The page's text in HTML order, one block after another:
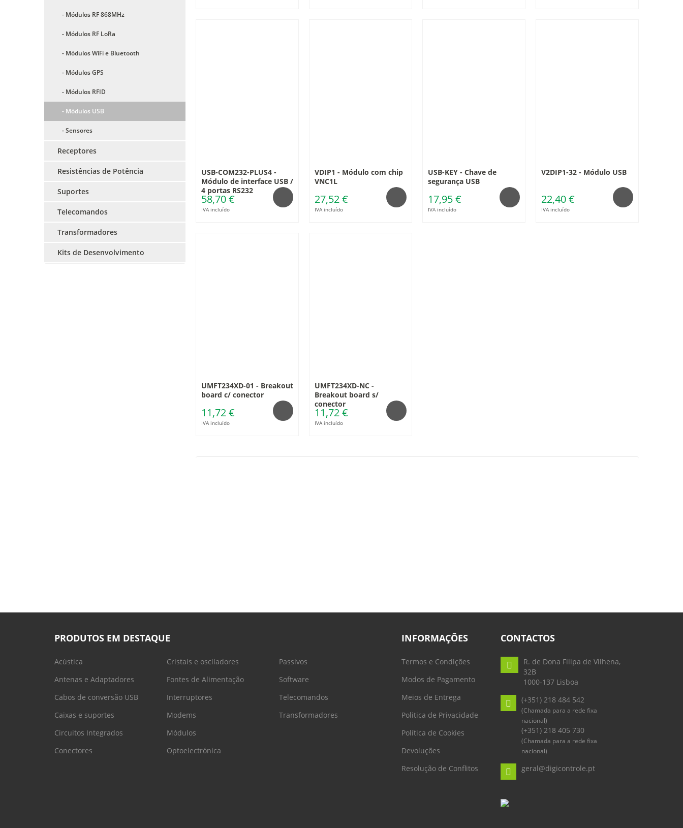
- Módulos RF 868MHz
- Módulos RF LoRa
- Módulos WiFi e Bluetooth
- Módulos GPS
- Módulos RFID
- Módulos USB
- Sensores
Receptores
Resistências de Potência
Suportes
Telecomandos
Transformadores
Kits de Desenvolvimento
USB-COM232-PLUS4 -
Módulo de interface USB /
4 portas RS232
58,70 €
IVA incluído
VDIP1 - Módulo com chip
VNC1L
27,52 €
IVA incluído
USB-KEY - Chave de
segurança USB
17,95 €
IVA incluído
V2DIP1-32 - Módulo USB
22,40 €
IVA incluído
UMFT234XD-01 - Breakout
board c/ conector
11,72 €
IVA incluído
UMFT234XD-NC -
Breakout board s/
conector
11,72 €
IVA incluído
PRODUTOS EM DESTAQUE
Acústica
Antenas e Adaptadores
Cabos de conversão USB
Caixas e suportes
Circuitos Integrados
Conectores
Cristais e osciladores
Fontes de Alimentação
Interruptores
Modems
Módulos
Optoelectrónica
Passivos
Software
Telecomandos
Transformadores
INFORMAÇÕES
Termos e Condições
Modos de Pagamento
Meios de Entrega
Politica de Privacidade
Política de Cookies
Devoluções
Resolução de Conflitos
CONTACTOS
R. de Dona Filipa de Vilhena,
32B
1000-137 Lisboa
(+351) 218 484 542
(Chamada para a rede fixa
nacional)
(+351) 218 405 730
(Chamada para a rede fixa
nacional)
geral@digicontrole.pt